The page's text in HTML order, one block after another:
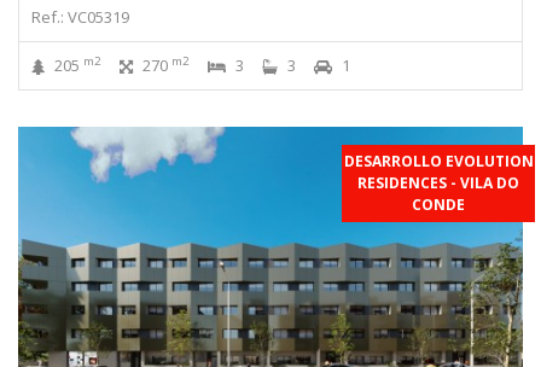
Ref.: VC05319
205 m2 270 m2 3 3 1
DESARROLLO EVOLUTION
RESIDENCES - VILA DO
CONDE